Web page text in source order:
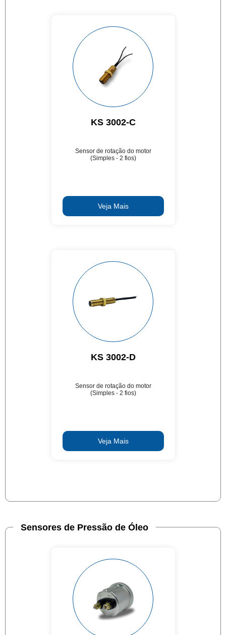
KS 3002-C
Sensor de rotação do motor
(Simples - 2 fios)
Veja Mais
KS 3002-D
Sensor de rotação do motor
(Simples - 2 fios)
Veja Mais
Sensores de Pressão de Óleo